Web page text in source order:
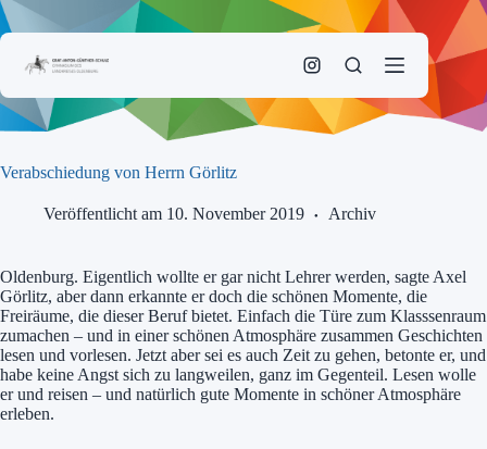
Zum
Inhalt
Verabschiedung von Herrn Görlitz
Veröffentlicht am 10. November 2019 Archiv
Oldenburg. Eigentlich wollte er gar nicht Lehrer werden, sagte Axel
Görlitz, aber dann erkannte er doch die schönen Momente, die
Freiräume, die dieser Beruf bietet. Einfach die Türe zum Klasssenraum
zumachen – und in einer schönen Atmosphäre zusammen Geschichten
lesen und vorlesen. Jetzt aber sei es auch Zeit zu gehen, betonte er, und
habe keine Angst sich zu langweilen, ganz im Gegenteil. Lesen wolle
er und reisen – und natürlich gute Momente in schöner Atmosphäre
erleben.